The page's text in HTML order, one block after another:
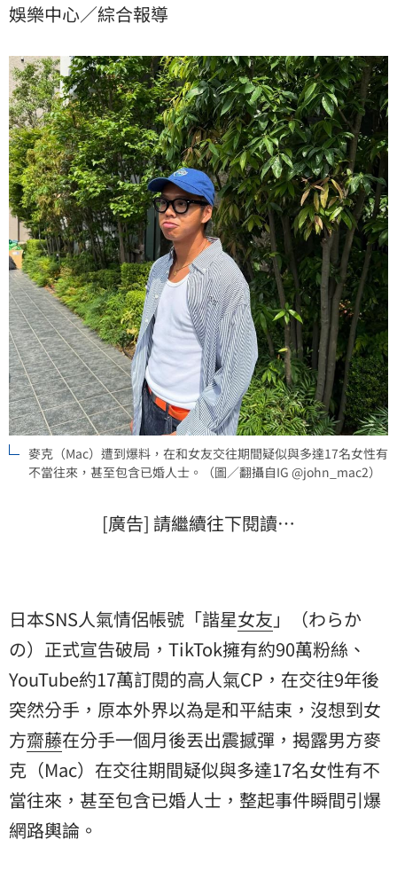
有不當往來。
娛樂中心／綜合報導
麥克（Mac）遭到爆料，在和女友交往期間疑似與多達17名女性有
不當往來，甚至包含已婚人士。（圖／翻攝自IG @john_mac2）
[廣告] 請繼續往下閱讀…
日本SNS人氣情侶帳號「諧星女友 」（わらか
の）正式宣告破局，TikTok擁有約90萬粉絲、
YouTube約17萬訂閱的高人氣CP，在交往9年後
突然分手，原本外界以為是和平結束，沒想到女
方齋藤在分手一個月後丟出震撼彈，揭露男方麥
克（Mac）在交往期間疑似與多達17名女性有不
當往來，甚至包含已婚人士，整起事件瞬間引爆
網路輿論。